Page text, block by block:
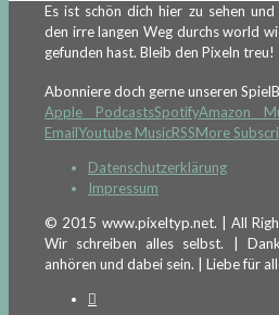
Es ist schön dich hier zu sehen
den irre langen Weg durchs world
gefunden hast. Bleib den Pixeln treu!
Abonniere doch gerne unseren
Apple PodcastsSpotifyAmazon
EmailYoutube MusicRSSMore
Datenschutzerklärung
Impressum
© 2015 www.pixeltyp.net. | All
Wir schreiben alles selbst. |
anhören und dabei sein. | Liebe für